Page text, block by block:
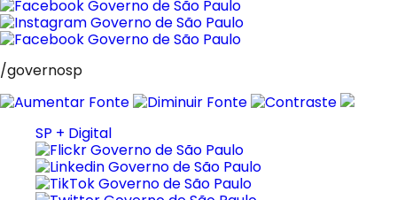
/governosp
SP + Digital